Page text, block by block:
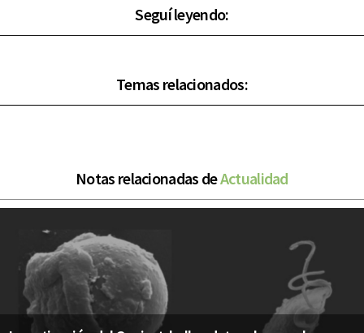
Seguí leyendo:
Temas relacionados:
Notas relacionadas deActualidad